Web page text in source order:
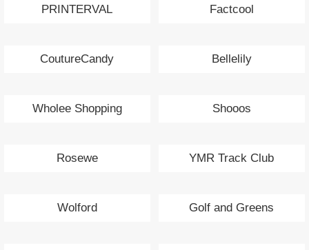
PRINTERVAL Factcool
CoutureCandy Bellelily
Wholee Shopping Shooos
Rosewe YMR Track Club
Wolford Golf and Greens